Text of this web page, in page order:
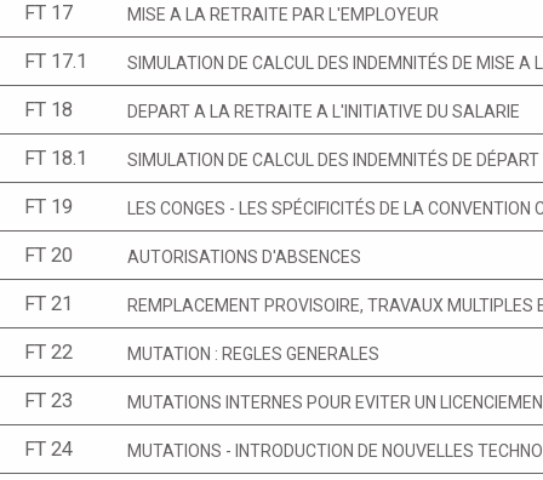
FT 17 MISE A LA RETRAITE PAR L'EMPLOYEUR
FT 17.1 SIMULATION DE CALCUL DES INDEMNITÉS DE MISE A
FT 18 DEPART A LA RETRAITE A L'INITIATIVE DU SALARIE
FT 18.1 SIMULATION DE CALCUL DES INDEMNITÉS DE
FT 19 LES CONGES - LES SPÉCIFICITÉS DE LA
FT 20 AUTORISATIONS D'ABSENCES
FT 21 REMPLACEMENT PROVISOIRE, TRAVAUX
FT 22 MUTATION : REGLES GENERALES
FT 23 MUTATIONS INTERNES POUR EVITER UN
FT 24 MUTATIONS - INTRODUCTION DE NOUVELLES